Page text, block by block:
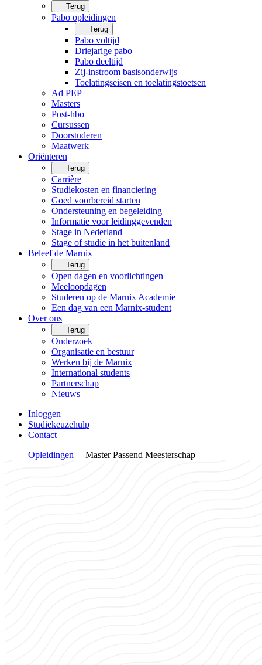
Terug
Pabo opleidingen
Terug
Pabo voltijd
Driejarige pabo
Pabo deeltijd
Zij-instroom basisonderwijs
Toelatingseisen en toelatingstoetsen
Ad PEP
Masters
Post-hbo
Cursussen
Doorstuderen
Maatwerk
Oriënteren
Terug
Carrière
Studiekosten en financiering
Goed voorbereid starten
Ondersteuning en begeleiding
Informatie voor leidinggevenden
Stage in Nederland
Stage of studie in het buitenland
Beleef de Marnix
Terug
Open dagen en voorlichtingen
Meeloopdagen
Studeren op de Marnix Academie
Een dag van een Marnix-student
Over ons
Terug
Onderzoek
Organisatie en bestuur
Werken bij de Marnix
International students
Partnerschap
Nieuws
Inloggen
Studiekeuzehulp
Contact
Opleidingen
Master Passend Meesterschap